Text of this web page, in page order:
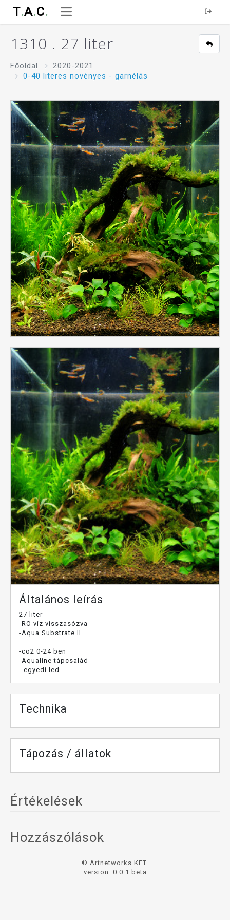
T.A.C.
1310 . 27 liter
Főoldal
2020-2021
0-40 literes növényes - garnélás
Általános leírás
27 liter
-RO viz visszasózva
-Aqua Substrate II
-co2 0-24 ben
-Aqualine tápcsalád
-egyedi led
Technika
Tápozás / állatok
Értékelések
Hozzászólások
© Artnetworks KFT.
version: 0.0.1 beta